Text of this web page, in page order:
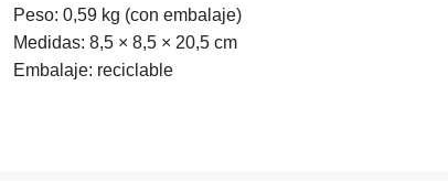
Peso: 0,59 kg (con embalaje)
Medidas: 8,5 × 8,5 × 20,5 cm
Embalaje: reciclable